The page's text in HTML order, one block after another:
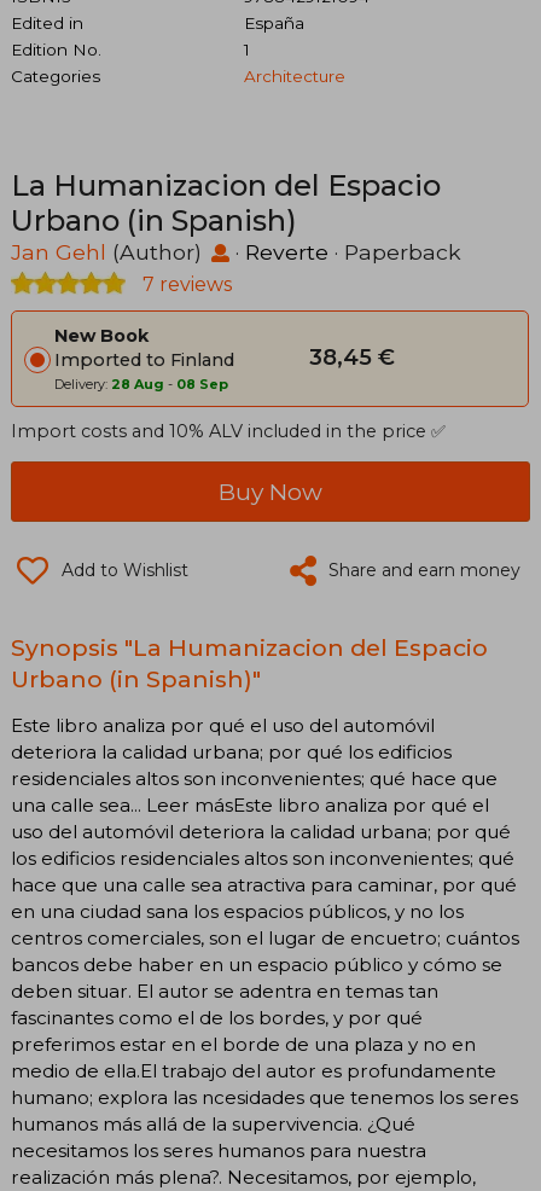
Edited in
España
Edition No.
1
Categories
Architecture
La Humanizacion del Espacio
Urbano (in Spanish)
Jan Gehl (Author) · Reverte · Paperback
7 reviews
New Book
Imported to Finland
Delivery: 28 Aug - 08 Sep
38,45 €
Import costs and 10% ALV included in the price ✅
Buy Now
Add to Wishlist Share and earn money
Synopsis "La Humanizacion del Espacio
Urbano (in Spanish)"
Este libro analiza por qué el uso del automóvil
deteriora la calidad urbana; por qué los edificios
residenciales altos son inconvenientes; qué hace que
una calle sea... Leer másEste libro analiza por qué el
uso del automóvil deteriora la calidad urbana; por qué
los edificios residenciales altos son inconvenientes; qué
hace que una calle sea atractiva para caminar, por qué
en una ciudad sana los espacios públicos, y no los
centros comerciales, son el lugar de encuetro; cuántos
bancos debe haber en un espacio público y cómo se
deben situar. El autor se adentra en temas tan
fascinantes como el de los bordes, y por qué
preferimos estar en el borde de una plaza y no en
medio de ella.El trabajo del autor es profundamente
humano; explora las ncesidades que tenemos los seres
humanos más allá de la supervivencia. ¿Qué
necesitamos los seres humanos para nuestra
realización más plena?. Necesitamos, por ejemplo,